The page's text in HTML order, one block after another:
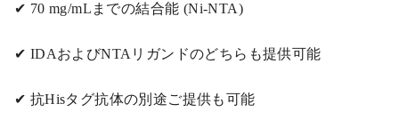
✔ 70 mg/mLまでの結合能 (Ni-NTA)
✔ IDAおよびNTAリガンドのどちらも提供可能
✔ 抗Hisタグ抗体の別途ご提供も可能